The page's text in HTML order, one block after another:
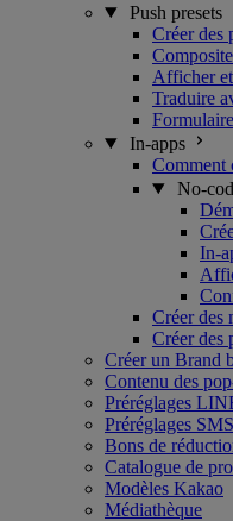
Push presets
Créer des
Afficher et
Traduire
In-apps
Comment
No-
In-
Créer des
Créer des
Créer un Brand
Contenu des
Préréglages
Préréglages SMS
Bons de
Catalogue de
Modèles Kakao
Médiathèque